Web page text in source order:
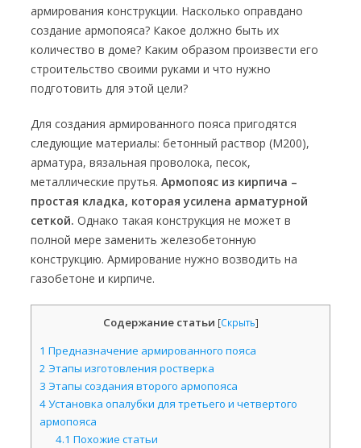
армирования конструкции. Насколько оправдано
создание армопояса? Какое должно быть их
количество в доме? Каким образом произвести его
строительство своими руками и что нужно
подготовить для этой цели?
Для создания армированного пояса пригодятся
следующие материалы: бетонный раствор (М200),
арматура, вязальная проволока, песок,
металлические прутья. Армопояс из кирпича –
простая кладка, которая усилена арматурной
сеткой. Однако такая конструкция не может в
полной мере заменить железобетонную
конструкцию. Армирование нужно возводить на
газобетоне и кирпиче.
Содержание статьи [Скрыть]
1 Предназначение армированного пояса
2 Этапы изготовления ростверка
3 Этапы создания второго армопояса
4Установка опалубки для третьего и четвертого
армопояса
4.1 Похожие статьи